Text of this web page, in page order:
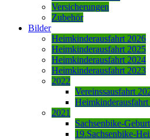
Versicherungen
Zubehör
Bilder
Heimkinderausfahrt 2026
Heimkinderausfahrt 2025
Heimkinderausfahrt 2024
Heimkinderausfahrt 2023
2022
Vereinssausfahrt
Heimkinderausfahrt
2021
Sachsenbike-
19.Sachsenbike-